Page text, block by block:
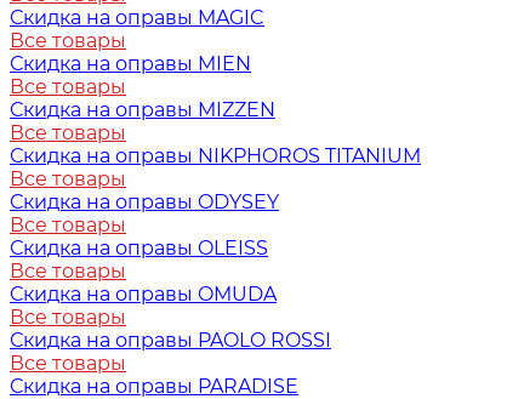
Скидка на оправы MAGIC
Все товары
Скидка на оправы MIEN
Все товары
Скидка на оправы MIZZEN
Все товары
Скидка на оправы NIKPHOROS TITANIUM
Все товары
Скидка на оправы ODYSEY
Все товары
Скидка на оправы OLEISS
Все товары
Скидка на оправы OMUDA
Все товары
Скидка на оправы PAOLO ROSSI
Все товары
Скидка на оправы PARADISE